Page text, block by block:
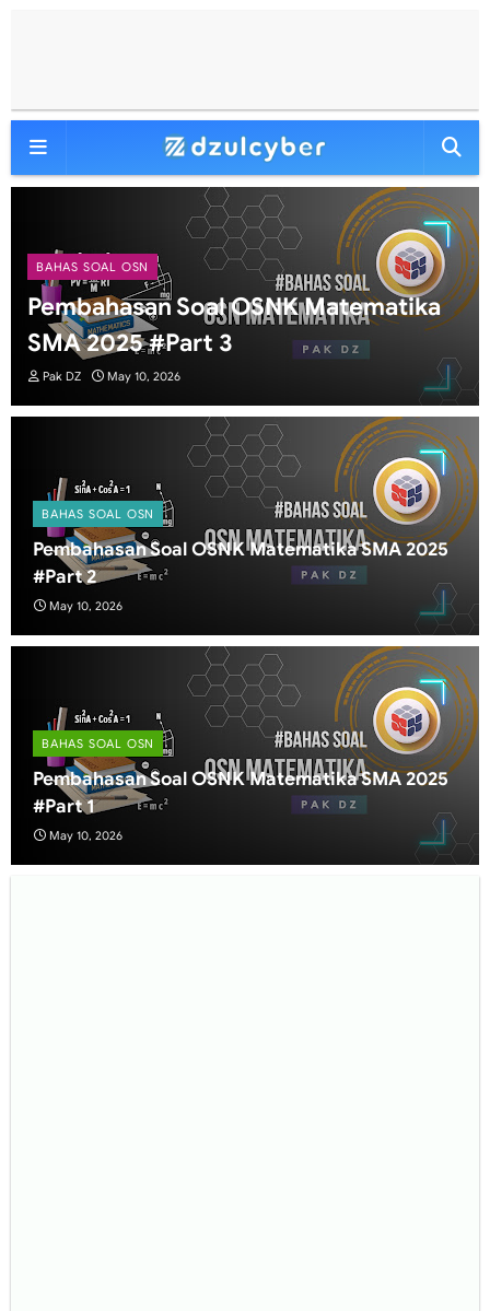
BAHAS SOAL OSN
Pembahasan Soal OSNK Matematika
SMA 2025 #Part 3
Pak DZ May 10, 2026
BAHAS SOAL OSN
Pembahasan Soal OSNK Matematika SMA 2025
#Part 2
May 10, 2026
BAHAS SOAL OSN
Pembahasan Soal OSNK Matematika SMA 2025
#Part 1
May 10, 2026